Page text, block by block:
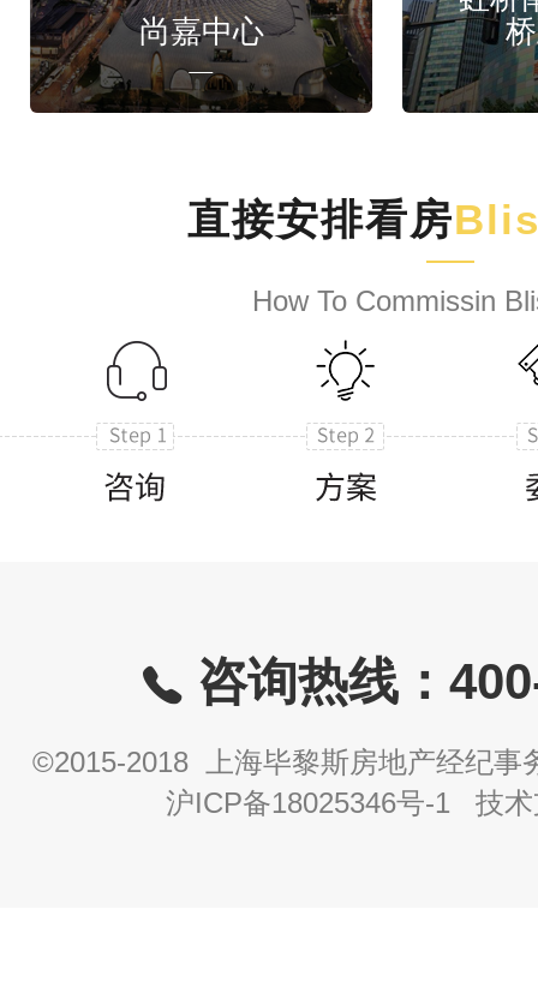
尚嘉中心
直接安排看房
How To Commissin
咨询热线：
©2015-2018 上海毕黎斯房地产经纪事
沪ICP备18025346号-1 技术